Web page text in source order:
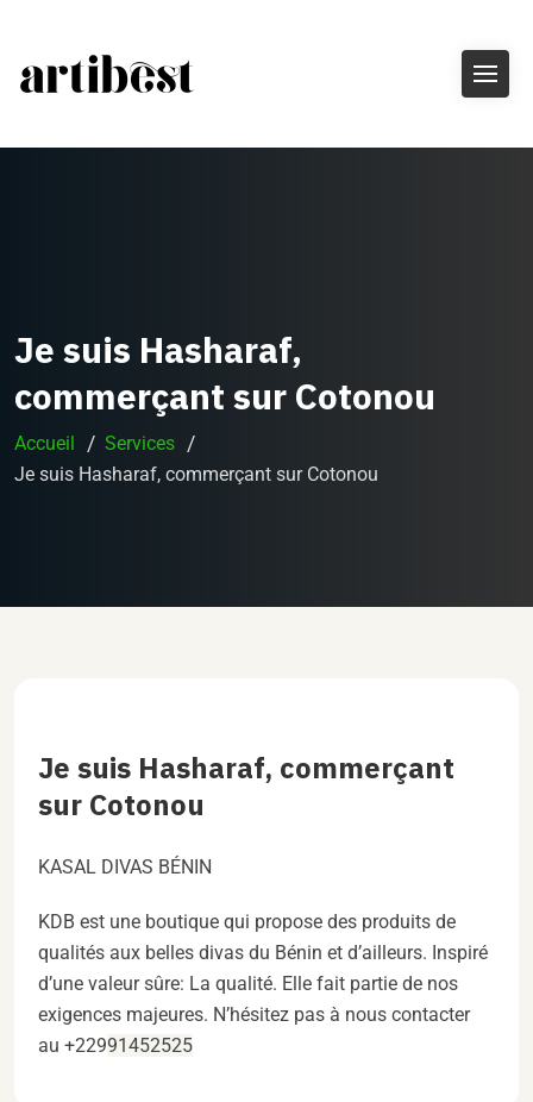
Je suis Hasharaf,
commerçant sur Cotonou
Accueil
Services
Je suis Hasharaf, commerçant sur Cotonou
Je suis Hasharaf, commerçant
sur Cotonou
KASAL DIVAS BÉNIN
KDB est une boutique qui propose des produits de
qualités aux belles divas du Bénin et d’ailleurs. Inspiré
d’une valeur sûre: La qualité. Elle fait partie de nos
exigences majeures. N’hésitez pas à nous contacter
au +22991452525